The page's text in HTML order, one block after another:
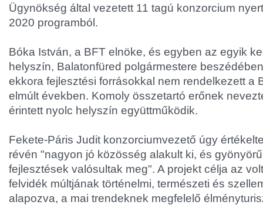
Ügynökség által vezetett 11 tagú konzorcium
2020 programból.
Bóka István, a BFT elnöke, és egyben az egyik
helyszín, Balatonfüred polgármestere
ekkora fejlesztési forrásokkal nem rendelkezett a
elmúlt években. Komoly összetartó erőnek
érintett nyolc helyszín együttműködik.
Fekete-Páris Judit konzorciumvezető úgy
révén "nagyon jó közösség alakult ki, és
fejlesztések valósultak meg". A projekt célja az
felvidék múltjának történelmi, természeti és
alapozva, a mai trendeknek megfelelő